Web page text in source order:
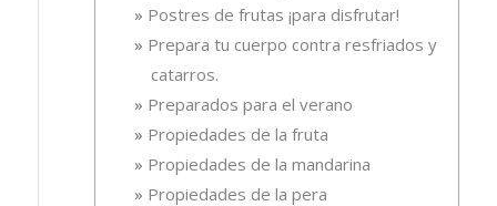
Postres de frutas ¡para disfrutar!
Prepara tu cuerpo contra resfriados y
catarros.
Preparados para el verano
Propiedades de la fruta
Propiedades de la mandarina
Propiedades de la pera